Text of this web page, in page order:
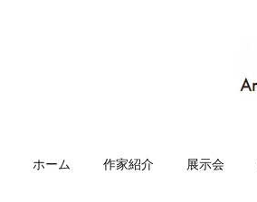
ホーム 作家紹介 展示会